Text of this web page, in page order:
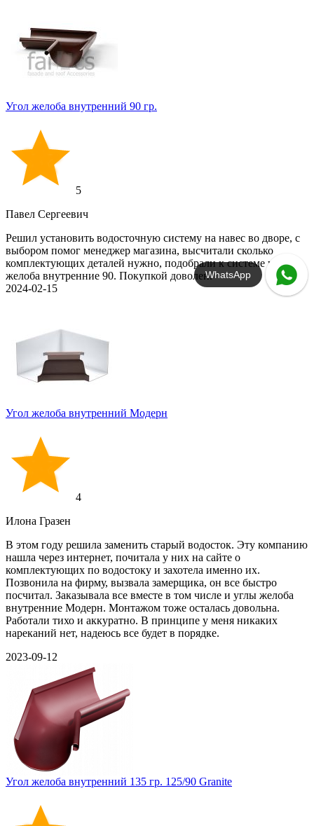
Угол желоба внутренний 90 гр.
5
Павел Сергеевич
Решил установить водосточную систему на навес во дворе, с
выбором помог менеджер магазина, высчитали сколько
комплектующих деталей нужно, подобрали к системе углы
желоба внутренние 90. Покупкой доволен.
2024-02-15
Угол желоба внутренний Модерн
4
Илона Гразен
В этом году решила заменить старый водосток. Эту компанию
нашла через интернет, почитала у них на сайте о
комплектующих по водостоку и захотела именно их.
Позвонила на фирму, вызвала замерщика, он все быстро
посчитал. Заказывала все вместе в том числе и углы желоба
внутренние Модерн. Монтажом тоже осталась довольна.
Работали тихо и аккуратно. В принципе у меня никаких
нареканий нет, надеюсь все будет в порядке.
2023-09-12
Угол желоба внутренний 135 гр. 125/90 Granite
WhatsApp